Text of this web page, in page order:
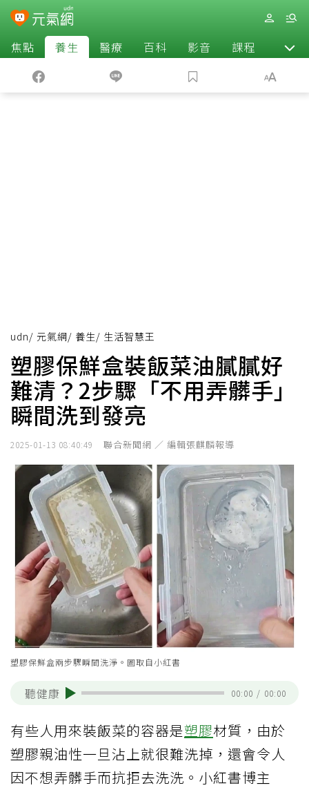
焦點 養生 醫療 百科 影音 課程 退休
udn/ 元氣網/ 養生/ 生活智慧王
塑膠保鮮盒裝飯菜油膩膩好
難清？2步驟「不用弄髒手」
瞬間洗到發亮
2025-01-13 08:40:49 聯合新聞網 ／ 編輯張麒麟報導
塑膠保鮮盒兩步驟瞬間洗淨。圖取自小紅書
聽健康 00:00 / 00:00
有些人用來裝飯菜的容器是塑膠材質，由於
塑膠親油性一旦沾上就很難洗掉，還會令人
因不想弄髒手而抗拒去洗洗。小紅書博主